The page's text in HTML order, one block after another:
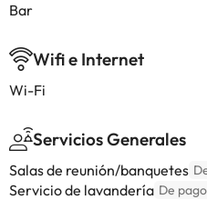
Bar
Wifi e Internet
Wi-Fi
Servicios Generales
Salas de reunión/banquetes
Servicio de lavandería De pago